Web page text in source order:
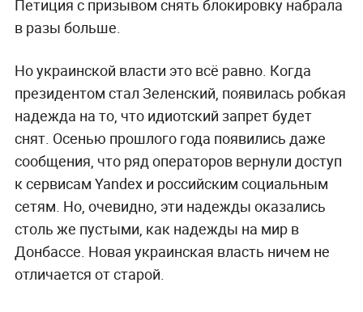
Петиция с призывом снять блокировку набрала
в разы больше.
Но украинской власти это всё равно. Когда
президентом стал Зеленский, появилась робкая
надежда на то, что идиотский запрет будет
снят. Осенью прошлого года появились даже
сообщения, что ряд операторов вернули доступ
к сервисам Yandex и российским социальным
сетям. Но, очевидно, эти надежды оказались
столь же пустыми, как надежды на мир в
Донбассе. Новая украинская власть ничем не
отличается от старой.